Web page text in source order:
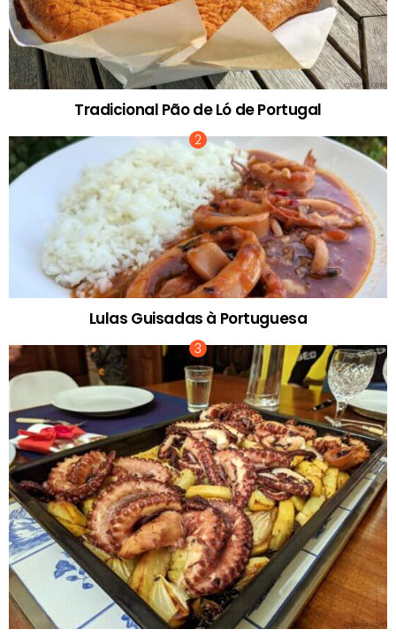
Tradicional Pão de Ló de Portugal
Lulas Guisadas à Portuguesa